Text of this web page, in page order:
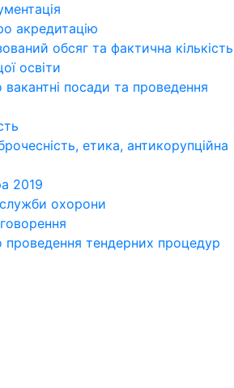
акредитацію
обсяг та фактична кількість
освіти
вакантні посади та проведення
етика, антикорупційна
2019
охорони
проведення тендерних процедур